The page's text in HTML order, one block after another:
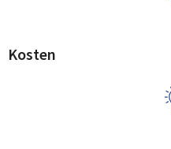
Kosten